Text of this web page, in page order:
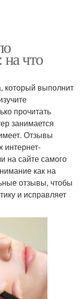
что
который выполнит
прочитать
занимается
Отзывы
интернет-
на сайте самого
как на
отзывы, чтобы
и исправляет